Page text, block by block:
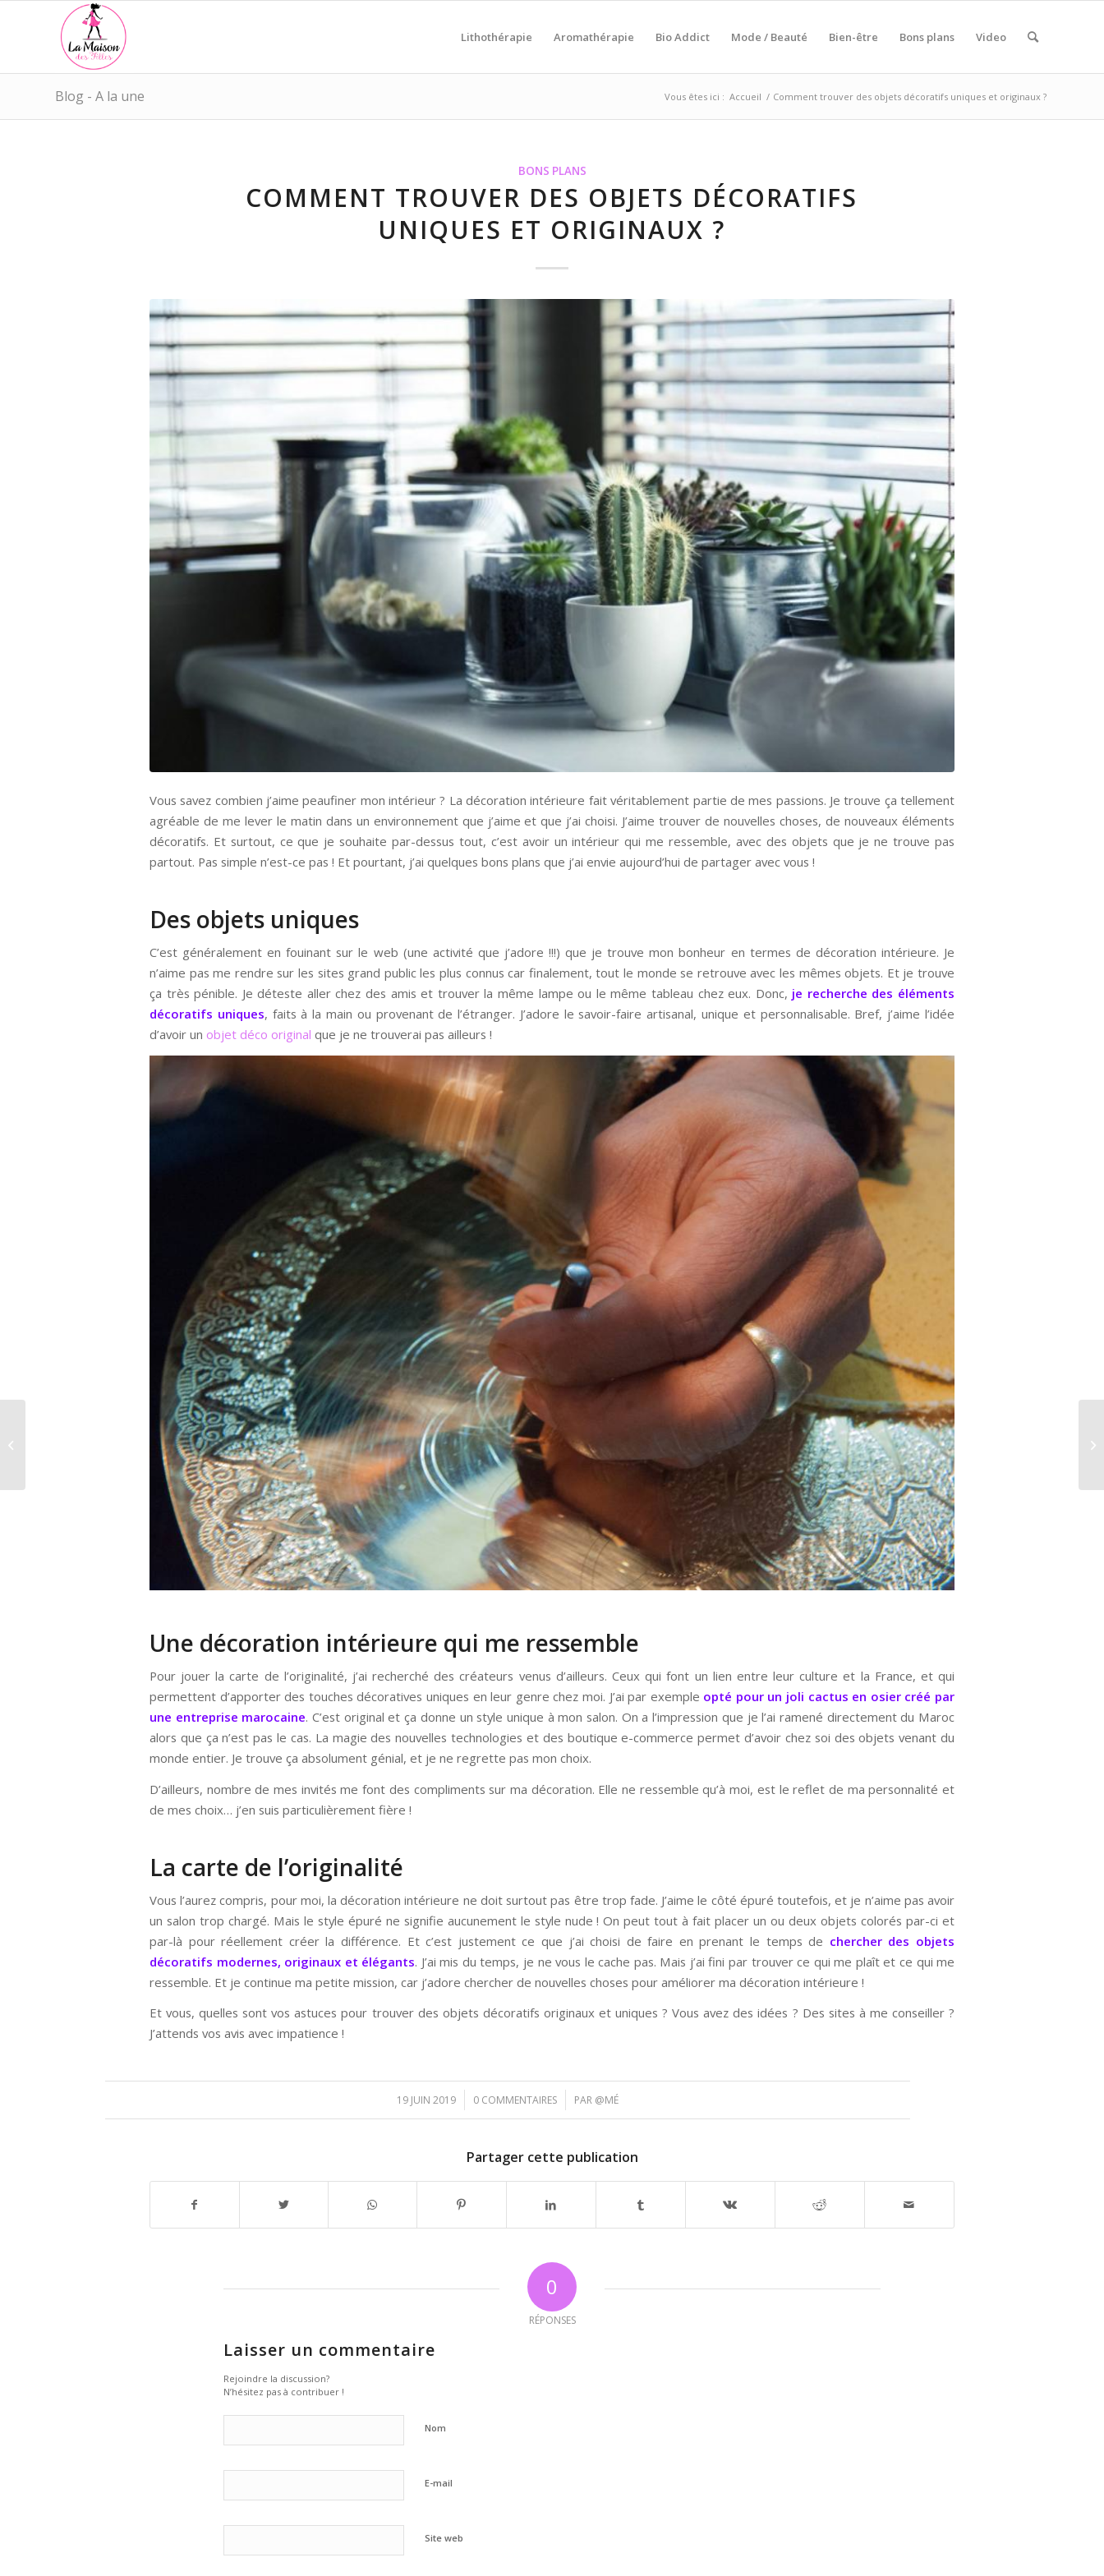
Lithothérapie Aromathérapie Bio Addict Mode / Beauté Bien-être Bons plans Video
Blog - A la une Vous êtes ici : Accueil / Comment trouver des objets décoratifs uniques et originaux ?
BONS PLANS
COMMENT TROUVER DES OBJETS DÉCORATIFS
UNIQUES ET ORIGINAUX ?
Vous savez combien j’aime peaufiner mon intérieur ? La décoration intérieure fait véritablement partie de mes passions. Je trouve ça tellement
agréable de me lever le matin dans un environnement que j’aime et que j’ai choisi. J’aime trouver de nouvelles choses, de nouveaux éléments
décoratifs. Et surtout, ce que je souhaite par-dessus tout, c’est avoir un intérieur qui me ressemble, avec des objets que je ne trouve pas
partout. Pas simple n’est-ce pas ! Et pourtant, j’ai quelques bons plans que j’ai envie aujourd’hui de partager avec vous !
Des objets uniques
C’est généralement en fouinant sur le web (une activité que j’adore !!!) que je trouve mon bonheur en termes de décoration intérieure. Je
n’aime pas me rendre sur les sites grand public les plus connus car finalement, tout le monde se retrouve avec les mêmes objets. Et je trouve
ça très pénible. Je déteste aller chez des amis et trouver la même lampe ou le même tableau chez eux. Donc, je recherche des éléments
décoratifs uniques, faits à la main ou provenant de l’étranger. J’adore le savoir-faire artisanal, unique et personnalisable. Bref, j’aime l’idée
d’avoir un objet déco original que je ne trouverai pas ailleurs !
Une décoration intérieure qui me ressemble
Pour jouer la carte de l’originalité, j’ai recherché des créateurs venus d’ailleurs. Ceux qui font un lien entre leur culture et la France, et qui
permettent d’apporter des touches décoratives uniques en leur genre chez moi. J’ai par exemple opté pour un joli cactus en osier créé par
une entreprise marocaine. C’est original et ça donne un style unique à mon salon. On a l’impression que je l’ai ramené directement du Maroc
alors que ça n’est pas le cas. La magie des nouvelles technologies et des boutique e-commerce permet d’avoir chez soi des objets venant du
monde entier. Je trouve ça absolument génial, et je ne regrette pas mon choix.
D’ailleurs, nombre de mes invités me font des compliments sur ma décoration. Elle ne ressemble qu’à moi, est le reflet de ma personnalité et
de mes choix… j’en suis particulièrement fière !
La carte de l’originalité
Vous l’aurez compris, pour moi, la décoration intérieure ne doit surtout pas être trop fade. J’aime le côté épuré toutefois, et je n’aime pas avoir
un salon trop chargé. Mais le style épuré ne signifie aucunement le style nude ! On peut tout à fait placer un ou deux objets colorés par-ci et
par-là pour réellement créer la différence. Et c’est justement ce que j’ai choisi de faire en prenant le temps de chercher des objets
décoratifs modernes, originaux et élégants. J’ai mis du temps, je ne vous le cache pas. Mais j’ai fini par trouver ce qui me plaît et ce qui me
ressemble. Et je continue ma petite mission, car j’adore chercher de nouvelles choses pour améliorer ma décoration intérieure !
Et vous, quelles sont vos astuces pour trouver des objets décoratifs originaux et uniques ? Vous avez des idées ? Des sites à me conseiller ?
J’attends vos avis avec impatience !
19 JUIN 2019
/ 0 COMMENTAIRES
/ PAR @MÉ
Partager cette publication
0
RÉPONSES
Laisser un commentaire
Rejoindre la discussion?
N’hésitez pas à contribuer !
Nom
E-mail
Site web